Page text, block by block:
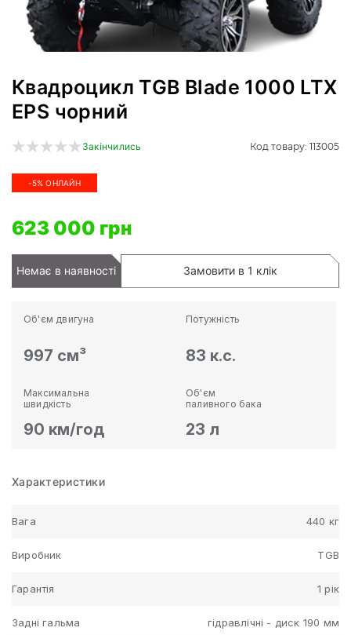
Квадроцикл TGB Blade 1000 LTX
EPS чорний
Закінчились Код товару: 113005
-5% ОНЛАЙН
623 000 грн
Немає в наявності Замовити в 1 клік
Об'єм двигуна
997 см³
Потужність
83 к.с.
Максимальна
швидкість
90 км/год
Об'єм
паливного бака
23 л
Характеристики
Вага 440 кг
Виробник TGB
Гарантія 1 рік
Задні гальма гідравлічні - диск 190 мм